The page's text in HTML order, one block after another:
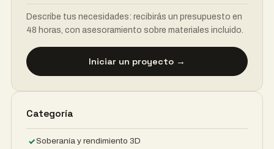
Describe tus necesidades: recibirás un presupuesto en
48 horas, con asesoramiento sobre materiales incluido.
Iniciar un proyecto →
Categoría
Soberanía y rendimiento 3D